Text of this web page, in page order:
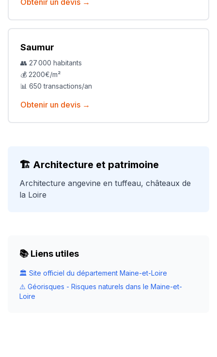
Obtenir un devis →
Saumur
👥 27 000 habitants
💰 2200€/m²
📊 650 transactions/an
Obtenir un devis →
🏗️ Architecture et patrimoine
Architecture angevine en tuffeau, châteaux de
la Loire
📚 Liens utiles
🏛️ Site officiel du département Maine-et-Loire
⚠️ Géorisques - Risques naturels dans le Maine-et-
Loire